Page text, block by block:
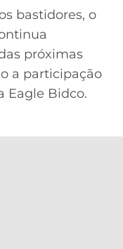
bastidores, o
próximas
a participação
Eagle Bidco.